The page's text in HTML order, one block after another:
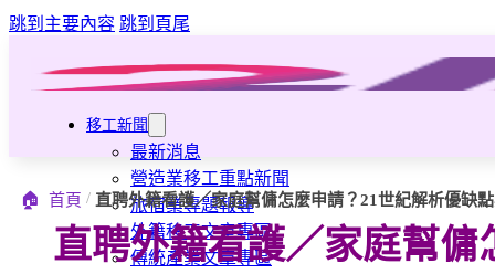
跳到主要內容 跳到頁尾
移工新聞
最新消息
營造業移工重點新聞
旅宿業專題報導
外籍移工文章專區
傳統產業文章專區
🏠 首頁 / 直聘外籍看護／家庭幫傭怎麼申請？21世紀解析優缺
直聘外籍看護／家庭幫